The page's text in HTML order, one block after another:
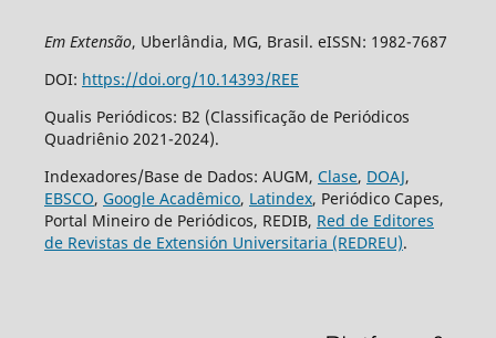
Em Extensão, Uberlândia, MG, Brasil. eISSN: 1982-7687
DOI: https://doi.org/10.14393/REE
Qualis Periódicos: B2 (Classificação de Periódicos
Quadriênio 2021-2024).
Indexadores/Base de Dados: AUGM, Clase, DOAJ,
EBSCO, Google Acadêmico, Latindex, Periódico Capes,
Portal Mineiro de Periódicos, REDIB, Red de Editores
de Revistas de Extensión Universitaria (REDREU).